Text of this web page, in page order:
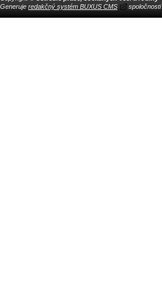
Generuje redakčný systém BUXUS CMS spoločnosti